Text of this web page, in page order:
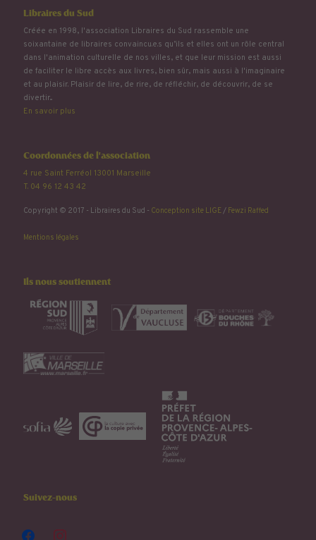
Libraires du Sud
Créée en 1998, l'association Libraires du Sud rassemble une
soixantaine de libraires convaincu.e.s qu’ils et elles ont un rôle central
dans l'animation culturelle de nos villes, et que leur mission est aussi
de faciliter le libre accès aux livres, bien sûr, mais aussi à l'imaginaire
et au plaisir. Plaisir de lire, de rire, de réfléchir, de découvrir, de se
divertir...
En savoir plus
Coordonnées de l'association
4 rue Saint Ferréol 13001 Marseille
T. 04 96 12 43 42
Copyright © 2017 - Libraires du Sud - Conception site LIGE/ Fewzi Raffed
Mentions légales
Ils nous soutiennent
Suivez-nous
facebookinstagram